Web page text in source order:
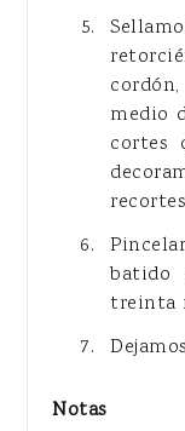
medio
cortes
batido
treinta
Notas